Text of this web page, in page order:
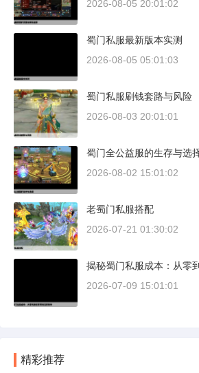
2026-08-05 20:01:02
蜀门私服最新版本实测
2026-08-05 05:01:03
蜀门私服刷钱套路与风险
2026-08-03 20:01:01
蜀门全公益服的生存与选
2026-08-02 15:01:02
老蜀门私服搭配
2026-07-21 01:30:02
揭秘蜀门私服成本：从零
2026-07-09 15:01:01
精彩推荐